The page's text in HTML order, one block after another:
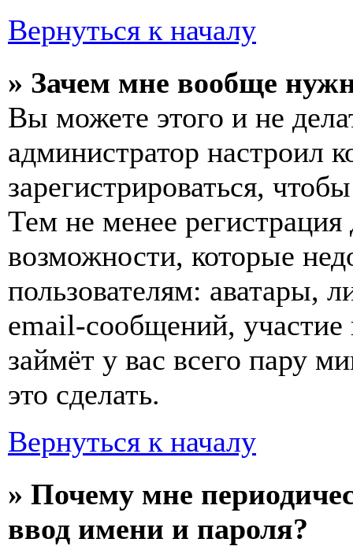
Вернуться к началу
» Зачем мне вообще
Вы можете этого и не
администратор
зарегистрироваться,
Тем не менее
возможности, которые
пользователям: аватары,
email-сообщений, участие
займёт у вас всего пару
это сделать.
Вернуться к началу
» Почему мне
ввод имени и пароля?